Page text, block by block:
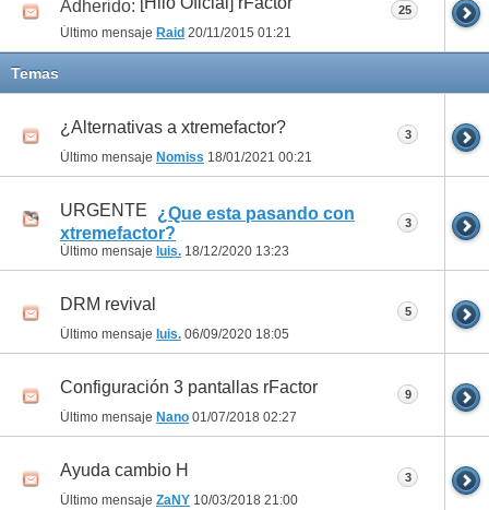
Adherido:
Último mensaje Raid 20/11/2015 01:21
25
Temas
¿Alternativas a xtremefactor?
Último mensaje Nomiss 18/01/2021 00:21
3
URGENTE
¿Que esta pasando con
xtremefactor?
Último mensaje luis. 18/12/2020 13:23
3
DRM revival
Último mensaje luis. 06/09/2020 18:05
5
Configuración 3 pantallas rFactor
Último mensaje Nano 01/07/2018 02:27
9
Ayuda cambio H
Último mensaje ZaNY 10/03/2018 21:00
3